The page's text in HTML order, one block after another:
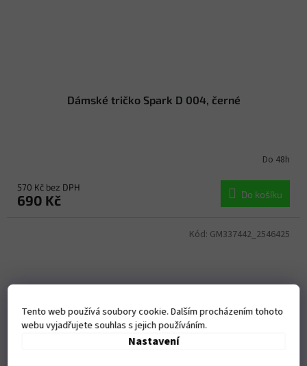
Tento web používá soubory cookie. Dalším procházením tohoto
webu vyjadřujete souhlas s jejich používáním.
Nastavení
Dámské tričko Spark D 004, černé
Do 48h
570 Kč bez DPH
690 Kč Do košíku
Kód: GM337442_2546425